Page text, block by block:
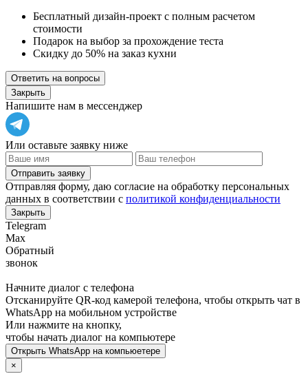
Бесплатный дизайн-проект с полным расчетом
стоимости
Подарок на выбор за прохождение теста
Скидку до 50% на заказ кухни
Ответить на вопросы
Закрыть
Напишите нам в мессенджер
Или оставьте заявку ниже
Отправить заявку
Отправляя форму, даю согласие на обработку персональных
данных в соответствии с политикой конфиденциальности
Закрыть
Telegram
Max
Обратный
звонок
Начните диалог с телефона
Отсканируйте QR-код камерой телефона, чтобы открыть чат в
WhatsApp на мобильном устройстве
Или нажмите на кнопку,
чтобы начать диалог на компьютере
Открыть WhatsApp на компьюетере
×